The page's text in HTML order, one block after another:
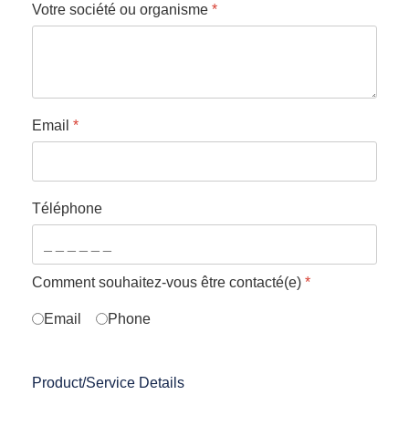
Votre société ou organisme *
Email *
Téléphone
Comment souhaitez-vous être contacté(e) *
Email Phone
Product/Service Details